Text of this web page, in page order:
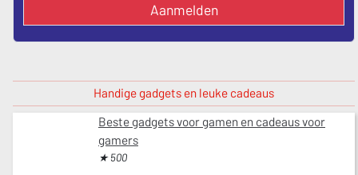
Aanmelden
Handige gadgets en leuke cadeaus
Beste gadgets voor gamen en cadeaus voor
gamers
★ 500